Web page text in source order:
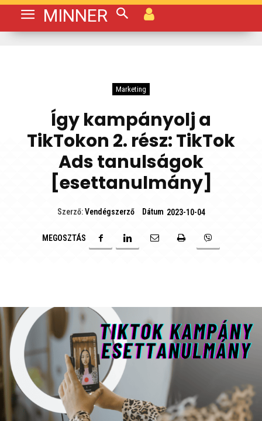
MINNER
Marketing
Így kampányolj a
TikTokon 2. rész: TikTok
Ads tanulságok
[esettanulmány]
Szerző: Vendégszerző Dátum 2023-10-04
MEGOSZTÁS